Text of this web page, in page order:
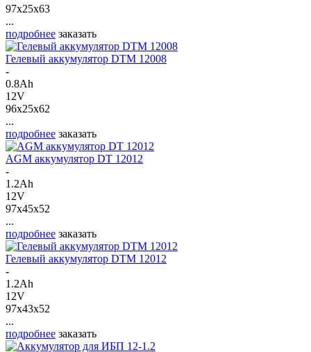
97x25x63
...
подробнее заказать
Гелевый аккумулятор DTM 12008
-
0.8Ah
12V
96x25x62
...
подробнее заказать
AGM аккумулятор DT 12012
-
1.2Ah
12V
97x45x52
...
подробнее заказать
Гелевый аккумулятор DTM 12012
-
1.2Ah
12V
97x43x52
...
подробнее заказать